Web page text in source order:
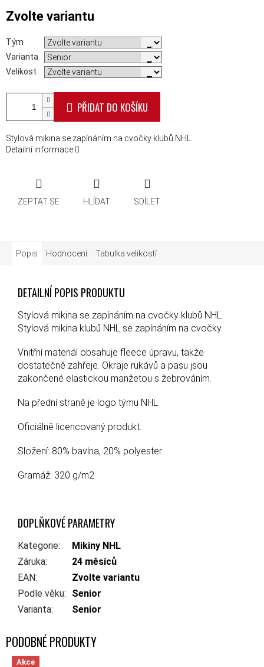
Zvolte variantu
Tým
Varianta
Velikost
PŘIDAT DO KOŠÍKU
Stylová mikina se zapínáním na cvočky klubů NHL.
Detailní informace
ZEPTAT SE HLÍDAT SDÍLET
Popis Hodnocení Tabulka velikostí
DETAILNÍ POPIS PRODUKTU
Stylová mikina se zapínáním na cvočky klubů NHL.
Stylová mikina klubů NHL se zapínáním na cvočky.
Vnitřní materiál obsahuje fleece úpravu, takže
dostatečně zahřeje. Okraje rukávů a pasu jsou
zakončené elastickou manžetou s žebrováním.
Na přední straně je logo týmu NHL.
Oficiálně licencovaný produkt.
Složení: 80% bavlna, 20% polyester
Gramáž: 320 g/m2
DOPLŇKOVÉ PARAMETRY
Kategorie:
Mikiny NHL
Záruka:
24 měsíců
EAN:
Zvolte variantu
Podle věku:
Senior
Varianta: Senior
Akce